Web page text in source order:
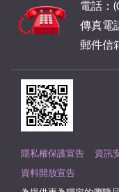
電話：
傳真電
郵件信
隱私權保護宣告 資訊
資料開放宣告